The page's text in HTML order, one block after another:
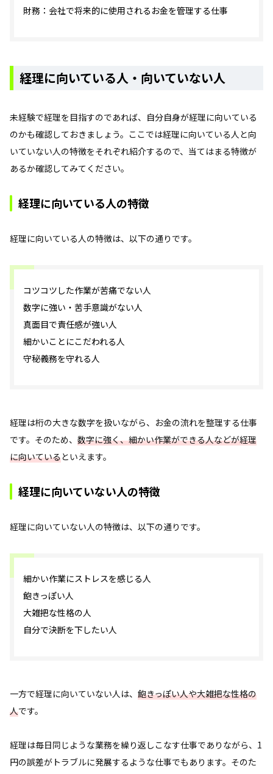
財務：会社で将来的に使用されるお金を管理する仕事
経理に向いている人・向いていない人
未経験で経理を目指すのであれば、自分自身が経理に向いている
のかも確認しておきましょう。ここでは経理に向いている人と向
いていない人の特徴をそれぞれ紹介するので、当てはまる特徴が
あるか確認してみてください。
経理に向いている人の特徴
経理に向いている人の特徴は、以下の通りです。
コツコツした作業が苦痛でない人
数字に強い・苦手意識がない人
真面目で責任感が強い人
細かいことにこだわれる人
守秘義務を守れる人
経理は桁の大きな数字を扱いながら、お金の流れを整理する仕事
です。そのため、 数字に強く、細かい作業ができる人などが経理
に向いているといえます。
経理に向いていない人の特徴
経理に向いていない人の特徴は、以下の通りです。
細かい作業にストレスを感じる人
飽きっぽい人
大雑把な性格の人
自分で決断を下したい人
一方で経理に向いていない人は、 飽きっぽい人や大雑把な性格の
人です。
経理は毎日同じような業務を繰り返しこなす仕事でありながら、1
円の誤差がトラブルに発展するような仕事でもあります。そのた